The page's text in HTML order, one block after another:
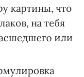
картины, что
на тебя
или